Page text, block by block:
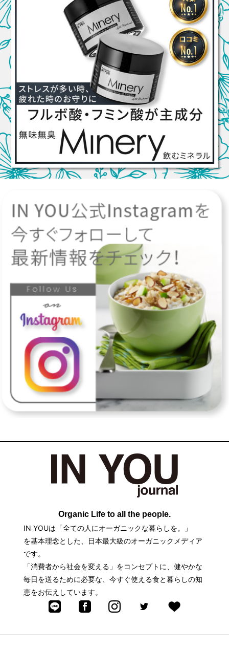
Organic Life to all the people.
IN YOUは「全ての人にオーガニックな暮らしを。」
を基本理念とした、日本最大級のオーガニックメディア
です。
「消費者から社会を変える」をコンセプトに、健やかな
毎日を送るために必要な、今すぐ使える食と暮らしの知
恵をお伝えしています。